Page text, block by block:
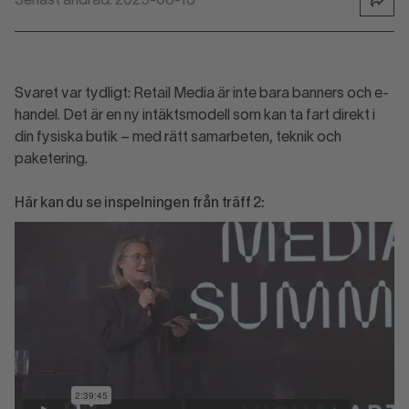
Svaret var tydligt: Retail Media är inte bara banners och e-
handel. Det är en ny intäktsmodell som kan ta fart direkt i
din fysiska butik – med rätt samarbeten, teknik och
paketering.
Här kan du se inspelningen från träff 2: